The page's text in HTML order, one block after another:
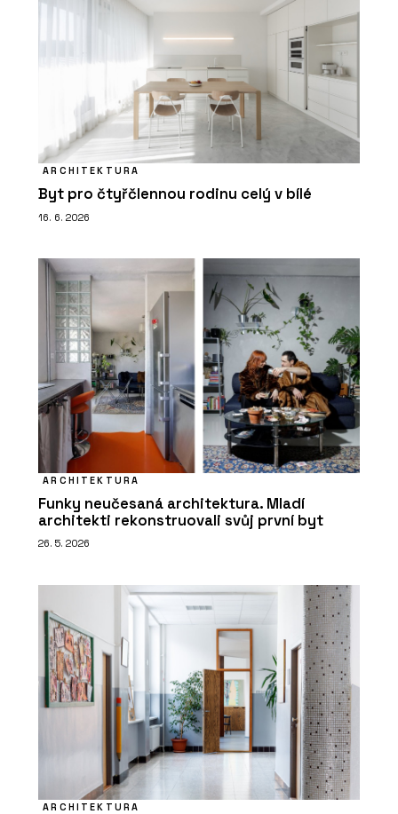
ARCHITEKTURA
Byt pro čtyřčlennou rodinu celý v bílé
16. 6. 2026
ARCHITEKTURA
Funky neučesaná architektura. Mladí
architekti rekonstruovali svůj první byt
26. 5. 2026
ARCHITEKTURA